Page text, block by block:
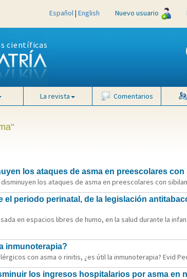
Español| English Nuevo usuario
científicas
La revista Comentarios
los ataques de asma en preescolares
los ataques de asma en preescolares con
el periodo perinatal, de la legislación
en espacios libres de humo, en la salud durante la
inmunoterapia?
con asma o rinitis, ¿es útil la inmunoterapia? Evid
los ingresos hospitalarios por asma en